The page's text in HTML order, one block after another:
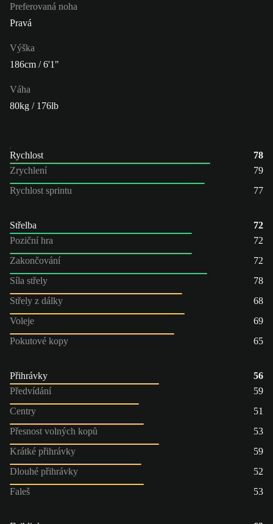
Preferovaná noha
Pravá
Výška
186cm / 6'1"
Váha
80kg / 176lb
Rychlost
78
Zrychlení
79
Rychlost sprintu
77
Střelba
72
Poziční hra
72
Zakončování
72
Síla střely
78
Střely z dálky
68
Voleje
69
Pokutové kopy
65
Přihrávky
56
Předvídání
59
Centry
51
Přesnost volných kopů
53
Krátké přihrávky
59
Dlouhé přihrávky
52
Faleš
53